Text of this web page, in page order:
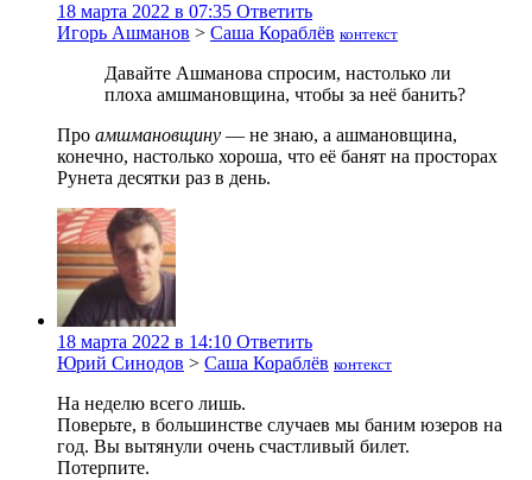
18 марта 2022 в 07:35 Ответить
Игорь Ашманов > Саша Кораблёв контекст
Давайте Ашманова спросим, настолько ли
плоха амшмановщина, чтобы за неё банить?
Про амшмановщину — не знаю, а ашмановщина,
конечно, настолько хороша, что её банят на просторах
Рунета десятки раз в день.
18 марта 2022 в 14:10 Ответить
Юрий Синодов > Саша Кораблёв контекст
На неделю всего лишь.
Поверьте, в большинстве случаев мы баним юзеров на
год. Вы вытянули очень счастливый билет.
Потерпите.